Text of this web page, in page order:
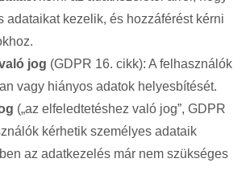
adataikat kezelik, és hozzáférést kérni
jog (GDPR 16. cikk): A felhasználók
vagy hiányos adatok helyesbítését.
(„az elfeledtetéshez való jog”, GDPR
kérhetik személyes adataik
az adatkezelés már nem szükséges